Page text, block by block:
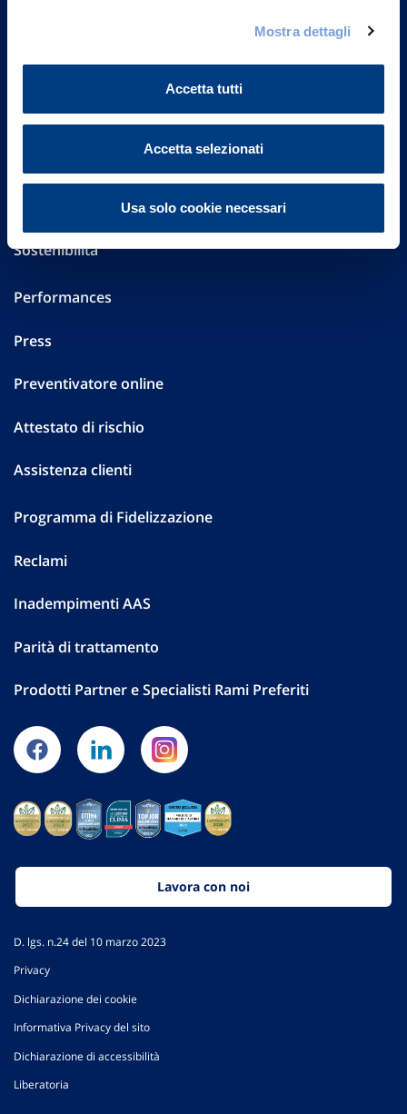
Mostra dettagli
Accetta tutti
Accetta selezionati
Usa solo cookie necessari
Governance
Altre informazioni
Sostenibilità
Performances
Press
Preventivatore online
Attestato di rischio
Assistenza clienti
Programma di Fidelizzazione
Reclami
Inadempimenti AAS
Parità di trattamento
Prodotti Partner e Specialisti Rami Preferiti
Lavora con noi
D. lgs. n.24 del 10 marzo 2023
Privacy
Dichiarazione dei cookie
Informativa Privacy del sito
Dichiarazione di accessibilità
Liberatoria